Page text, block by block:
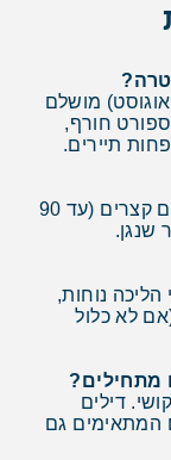
מושלם
חורף,
תיירים.
אזרחי ישראל אינם זקוקים לוויזה לביקורים קצרים (עד 90
שנגן.
נוחות,
לא כלול
מתחילים?
דילים
המתאימים גם